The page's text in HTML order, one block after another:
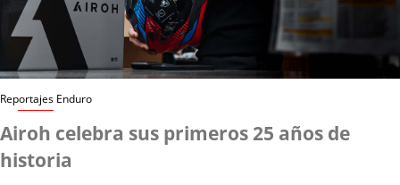
Reportajes Enduro
Airoh celebra sus primeros 25 años de
historia